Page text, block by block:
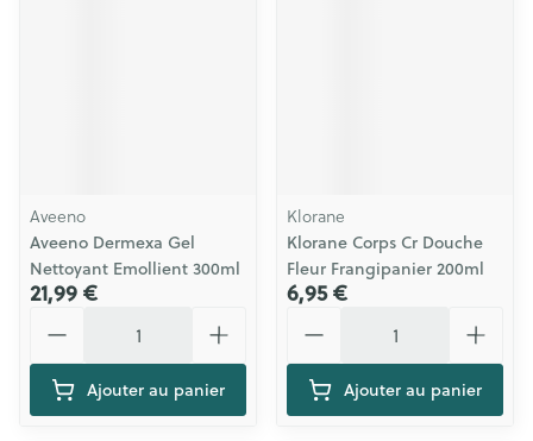
Aveeno
Aveeno Dermexa Gel
Nettoyant Emollient 300ml
21,99 €
Ajouter au panier
Klorane
Klorane Corps Cr Douche
Fleur Frangipanier 200ml
6,95 €
Ajouter au panier